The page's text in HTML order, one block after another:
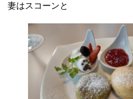
妻はスコーンと